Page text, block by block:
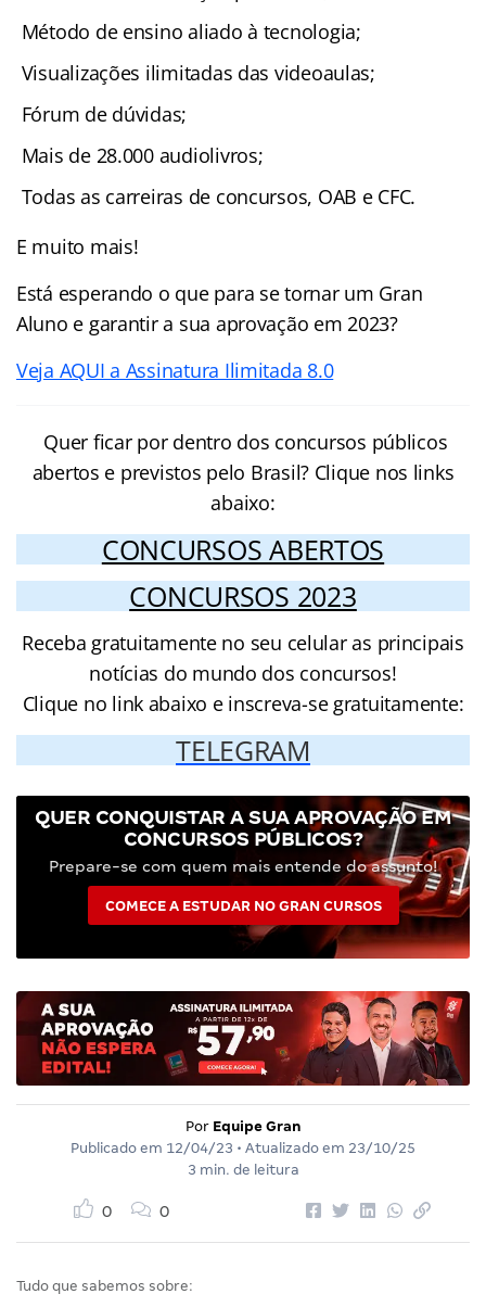
Método de ensino aliado à tecnologia;
Visualizações ilimitadas das videoaulas;
Fórum de dúvidas;
Mais de 28.000 audiolivros;
Todas as carreiras de concursos, OAB e CFC.
E muito mais!
Está esperando o que para se tornar um Gran
Aluno e garantir a sua aprovação em 2023?
Veja AQUI a Assinatura Ilimitada 8.0
Quer ficar por dentro dos concursos públicos
abertos e previstos pelo Brasil? Clique nos links
abaixo:
CONCURSOS ABERTOS
CONCURSOS 2023
Receba gratuitamente no seu celular as principais
notícias do mundo dos concursos!
Clique no link abaixo e inscreva-se gratuitamente:
TELEGRAM
QUER CONQUISTAR A SUA APROVAÇÃO EM
CONCURSOS PÚBLICOS?
Prepare-se com quem mais entende do assunto!
COMECE A ESTUDAR NO GRAN CURSOS
Por Equipe Gran
Publicado em 12/04/23 • Atualizado em 23/10/25
3 min. de leitura
0 0
Tudo que sabemos sobre: